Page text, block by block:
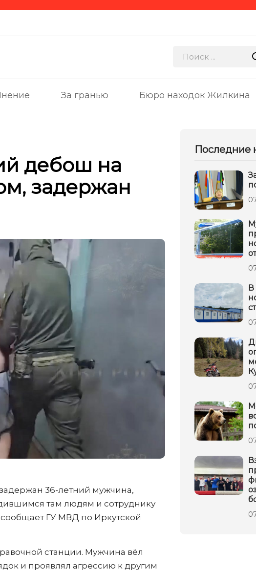
За гранью Бюро находок Жилкина
дебош на
задержан
36-летний мужчина,
там людям и сотруднику
ГУ МВД по Иркутской
станции. Мужчина вёл
и проявлял агрессию к другим
Последние
В